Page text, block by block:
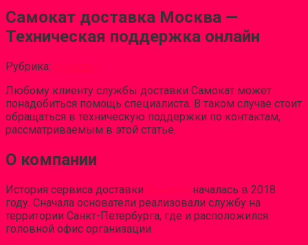
Самокат доставка Москва —
Техническая поддержка онлайн
Рубрика:
Любому клиенту службы доставки Самокат может
понадобиться помощь специалиста. В таком случае стоит
обращаться в техническую поддержки по контактам,
рассматриваемым в этой статье.
О компании
История сервиса доставки
началась в 2018
году. Сначала основатели реализовали службу на
территории Санкт-Петербурга, где и расположился
головной офис организации.